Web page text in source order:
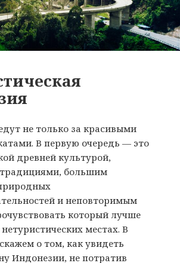
не только за красивыми
В первую очередь — это
древней культурой,
большим
и неповторимым
который лучше
местах. В
о том, как увидеть
Индонезии, не потратив